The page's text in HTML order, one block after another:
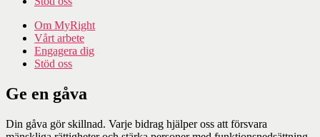
Om MyRight
Vårt arbete
Engagera dig
Stöd oss
Ge en gåva
Din gåva gör skillnad. Varje bidrag hjälper oss att försvara